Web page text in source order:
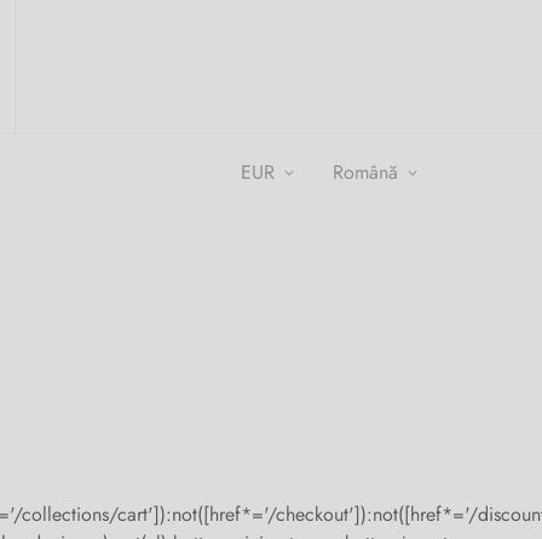
EUR română
cart']):not([href*='/checkout']):not([href*='/